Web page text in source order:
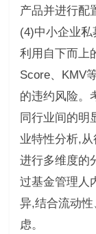
产品并进行配
(4)中小企业
利用自下而上
Score、KMV
的违约风险。
同行业间的明
业特性分析,
进行多维度的
过基金管理人
异,结合流动
虑。